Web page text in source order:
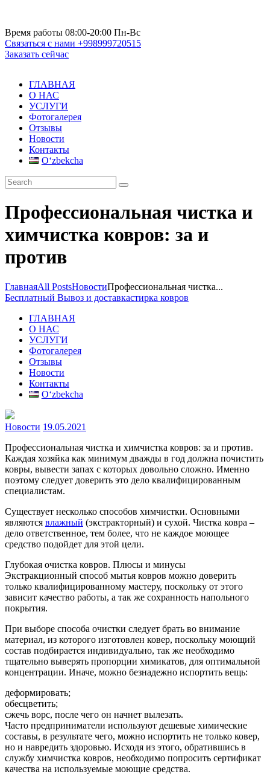
Время работы 08:00-20:00 Пн-Вс
Связаться с нами +998999720515
Заказать сейчас
ГЛАВНАЯ
О НАС
УСЛУГИ
Фотогалерея
Отзывы
Новости
Контакты
Oʻzbekcha
Профессиональная чистка и
химчистка ковров: за и
против
ГлавнаяAll PostsНовостиПрофессиональная чистка...
Бесплатный Вывоз и доставкастирка ковров
ГЛАВНАЯ
О НАС
УСЛУГИ
Фотогалерея
Отзывы
Новости
Контакты
Oʻzbekcha
Новости 19.05.2021
Профессиональная чистка и химчистка ковров: за и против.
Каждая хозяйка как минимум дважды в год должна почистить
ковры, вывести запах с которых довольно сложно. Именно
поэтому следует доверить это дело квалифицированным
специалистам.
Существует несколько способов химчистки. Основными
являются влажный (экстракторный) и сухой. Чистка ковра –
дело ответственное, тем более, что не каждое моющее
средство подойдет для этой цели.
Глубокая очистка ковров. Плюсы и минусы
Экстракционный способ мытья ковров можно доверить
только квалифицированному мастеру, поскольку от этого
зависит качество работы, а так же сохранность напольного
покрытия.
При выборе способа очистки следует брать во внимание
материал, из которого изготовлен ковер, поскольку моющий
состав подбирается индивидуально, так же необходимо
тщательно выверять пропорции химикатов, для оптимальной
концентрации. Иначе, можно безнадежно испортить вещь:
деформировать;
обесцветить;
сжечь ворс, после чего он начнет вылезать.
Часто предприниматели используют дешевые химические
составы, в результате чего, можно испортить не только ковер,
но и навредить здоровью. Исходя из этого, обратившись в
службу химчистка ковров, необходимо попросить сертификат
качества на используемые моющие средства.